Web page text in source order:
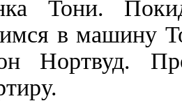
Тони.
в машину
Нортвуд.